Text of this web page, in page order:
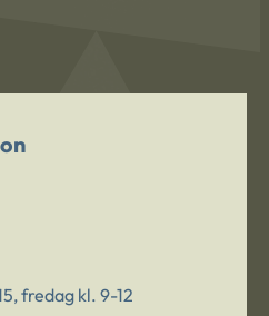
fredag kl. 9-12